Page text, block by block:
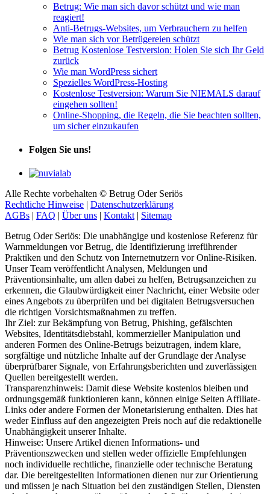
Betrug: Wie man sich davor schützt und wie man
reagiert!
Anti-Betrugs-Websites, um Verbrauchern zu helfen
Wie man sich vor Betrügereien schützt
Betrug Kostenlose Testversion: Holen Sie sich Ihr Geld
zurück
Wie man WordPress sichert
Spezielles WordPress-Hosting
Kostenlose Testversion: Warum Sie NIEMALS darauf
eingehen sollten!
Online-Shopping, die Regeln, die Sie beachten sollten,
um sicher einzukaufen
Folgen Sie uns!
Alle Rechte vorbehalten © Betrug Oder Seriös
Rechtliche Hinweise | Datenschutzerklärung
AGBs | FAQ | Über uns | Kontakt | Sitemap
Betrug Oder Seriös: Die unabhängige und kostenlose Referenz für
Warnmeldungen vor Betrug, die Identifizierung irreführender
Praktiken und den Schutz von Internetnutzern vor Online-Risiken.
Unser Team veröffentlicht Analysen, Meldungen und
Präventionsinhalte, um allen dabei zu helfen, Betrugsanzeichen zu
erkennen, die Glaubwürdigkeit einer Nachricht, einer Website oder
eines Angebots zu überprüfen und bei digitalen Betrugsversuchen
die richtigen Vorsichtsmaßnahmen zu treffen.
Ihr Ziel: zur Bekämpfung von Betrug, Phishing, gefälschten
Websites, Identitätsdiebstahl, kommerzieller Manipulation und
anderen Formen des Online-Betrugs beizutragen, indem klare,
sorgfältige und nützliche Inhalte auf der Grundlage der Analyse
überprüfbarer Signale, von Erfahrungsberichten und zuverlässigen
Quellen bereitgestellt werden.
Transparenzhinweis: Damit diese Website kostenlos bleiben und
ordnungsgemäß funktionieren kann, können einige Seiten Affiliate-
Links oder andere Formen der Monetarisierung enthalten. Dies hat
weder Einfluss auf den angezeigten Preis noch auf die redaktionelle
Unabhängigkeit unserer Inhalte.
Hinweise: Unsere Artikel dienen Informations- und
Präventionszwecken und stellen weder offizielle Empfehlungen
noch individuelle rechtliche, finanzielle oder technische Beratung
dar. Die bereitgestellten Informationen dienen nur zur Orientierung
und müssen je nach Situation bei den zuständigen Stellen, Diensten